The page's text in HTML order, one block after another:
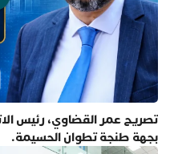
تصريح عمر القضاوي، رئيس
بجهة طنجة تطوان الحسيمة.